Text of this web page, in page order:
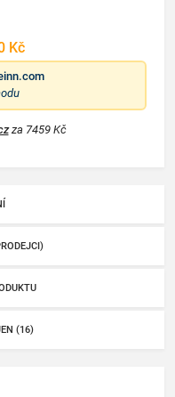
Kč
za 7459 Kč
(16)